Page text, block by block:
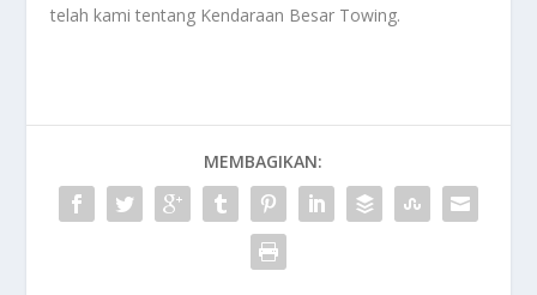
telah kami tentang Kendaraan Besar Towing.
MEMBAGIKAN: